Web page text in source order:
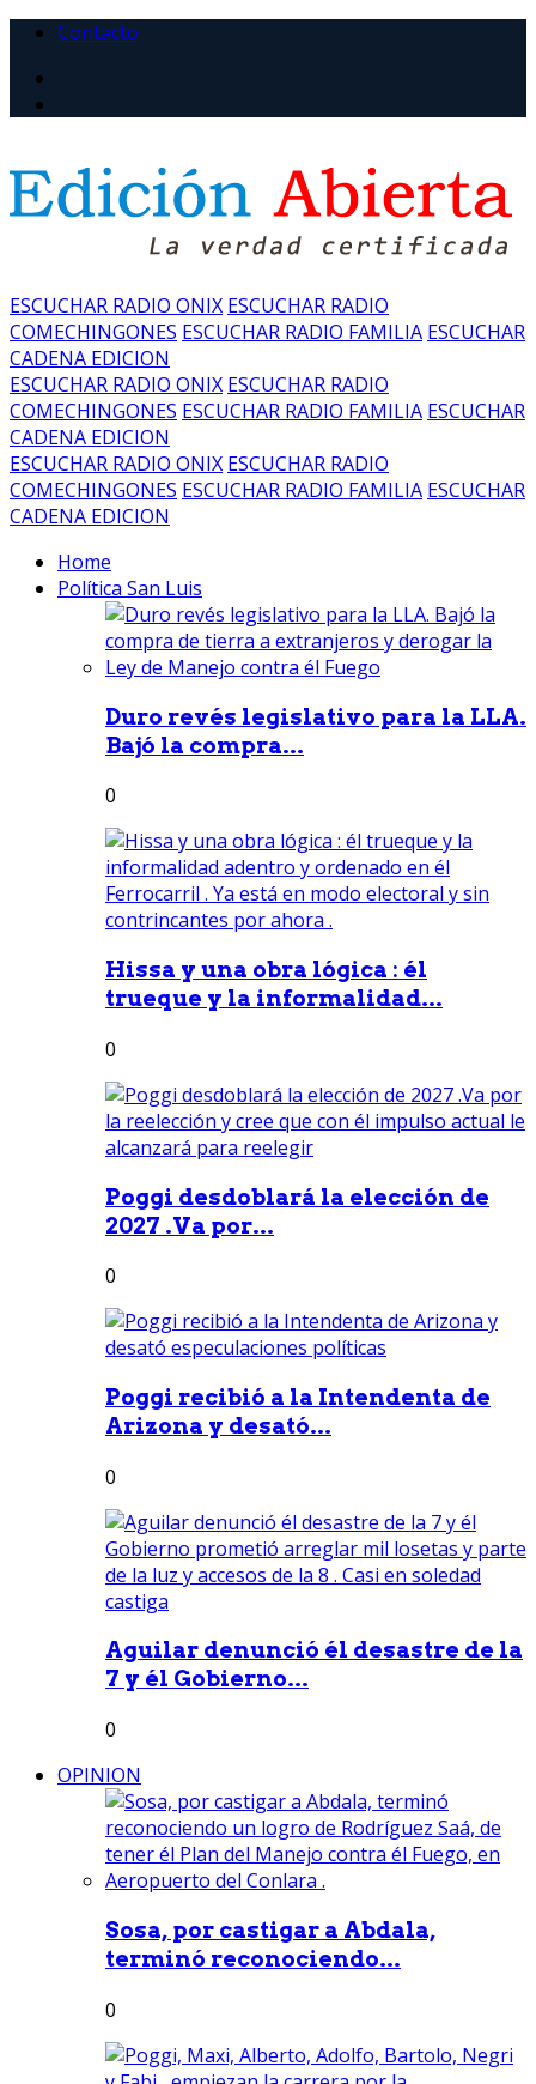
Contacto
ESCUCHAR RADIO ONIX ESCUCHAR RADIO
COMECHINGONES ESCUCHAR RADIO FAMILIA ESCUCHAR
CADENA EDICION
ESCUCHAR RADIO ONIX ESCUCHAR RADIO
COMECHINGONES ESCUCHAR RADIO FAMILIA ESCUCHAR
CADENA EDICION
ESCUCHAR RADIO ONIX ESCUCHAR RADIO
COMECHINGONES ESCUCHAR RADIO FAMILIA ESCUCHAR
CADENA EDICION
Home
Política San Luis
Duro revés legislativo para la LLA.
Bajó la compra...
0
Hissa y una obra lógica : él
trueque y la informalidad...
0
Poggi desdoblará la elección de
2027 .Va por...
0
Poggi recibió a la Intendenta de
Arizona y desató...
0
Aguilar denunció él desastre de la
7 y él Gobierno...
0
OPINION
Sosa, por castigar a Abdala,
terminó reconociendo...
0